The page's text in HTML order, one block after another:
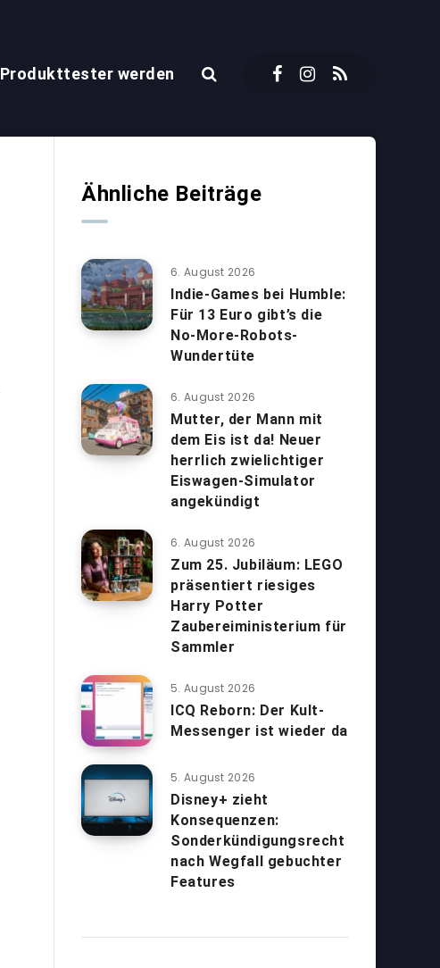
Produkttester werden
Ähnliche Beiträge
6. August 2026
Indie-Games bei Humble:
Für 13 Euro gibt’s die
No-More-Robots-
Wundertüte
6. August 2026
Mutter, der Mann mit
dem Eis ist da! Neuer
herrlich zwielichtiger
Eiswagen-Simulator
angekündigt
6. August 2026
Zum 25. Jubiläum: LEGO
präsentiert riesiges
Harry Potter
Zaubereiministerium für
Sammler
5. August 2026
ICQ Reborn: Der Kult-
Messenger ist wieder da
5. August 2026
Disney+ zieht
Konsequenzen:
Sonderkündigungsrecht
nach Wegfall gebuchter
Features